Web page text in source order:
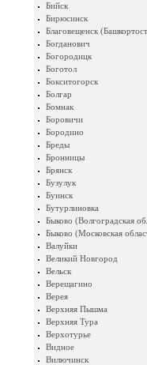
Бийск
Бирюсинск
Благовещенск
Богданович
Богородицк
Боготол
Бокситогорск
Болгар
Бомнак
Боровичи
Бородино
Бреды
Бронницы
Брянск
Бузулук
Буинск
Бутурлиновка
Быково (Волгоградская
Быково (Московская
Валуйки
Великий Новгород
Вельск
Верещагино
Верея
Верхняя Пышма
Верхняя Тура
Верхотурье
Видное
Вилючинск